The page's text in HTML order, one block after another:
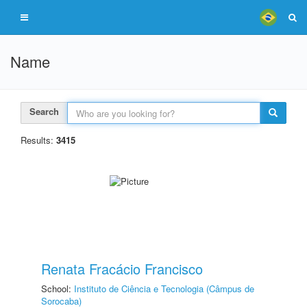
Name
Search
Results: 3415
Renata Fracácio Francisco
School: Instituto de Ciência e Tecnologia (Câmpus de
Sorocaba)